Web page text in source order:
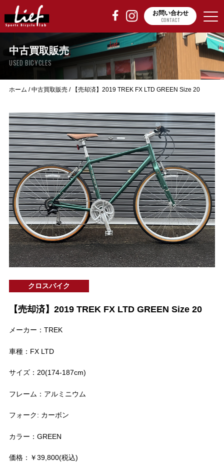
お問い合わせ
CONTACT
中古買取販売
USED BICYCLES
ホーム /中古買取販売/ 【売却済】2019 TREK FX LTD GREEN Size 20
クロスバイク
【売却済】2019 TREK FX LTD GREEN Size 20
メーカー：TREK
車種：FX LTD
サイズ：20(174-187cm)
フレーム：アルミニウム
フォーク: カーボン
カラー：GREEN
価格：￥39,800(税込)